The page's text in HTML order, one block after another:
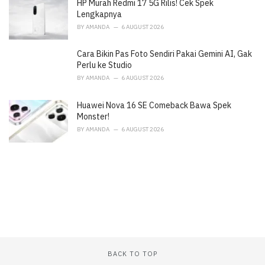
HP Murah Redmi 17 5G Rilis! Cek Spek
Lengkapnya
BY AMANDA 6 AUGUST 2026
Cara Bikin Pas Foto Sendiri Pakai Gemini AI, Gak
Perlu ke Studio
BY AMANDA 6 AUGUST 2026
Huawei Nova 16 SE Comeback Bawa Spek
Monster!
BY AMANDA 6 AUGUST 2026
BACK TO TOP